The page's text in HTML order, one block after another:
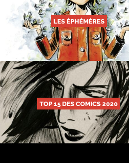
LES ÉPHÉMÈRES
TOP 15 DES COMICS 2020